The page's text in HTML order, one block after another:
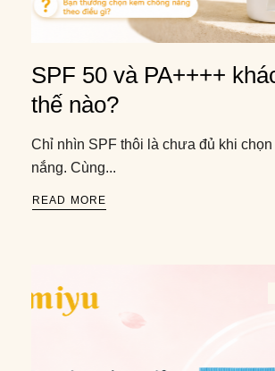
SPF 50 và PA++++
thế nào?
Chỉ nhìn SPF thôi là chưa đủ khi chọn
nắng. Cùng...
READ MORE